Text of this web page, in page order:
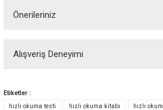
Önerileriniz
yetersiz gördüğünüz noktaları öneri formunu
Ürün resmi kalitesiz, bozuk veya
Alışveriş Deneyimi
Etiketler :
hızlı okuma testi
hızlı okuma kitabı hızlı